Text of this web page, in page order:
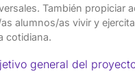
También propiciar
alumnos/as vivir y
cotidiana.
general del